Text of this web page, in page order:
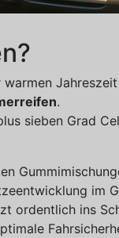
.
sieben Grad
im
ordentlich ins